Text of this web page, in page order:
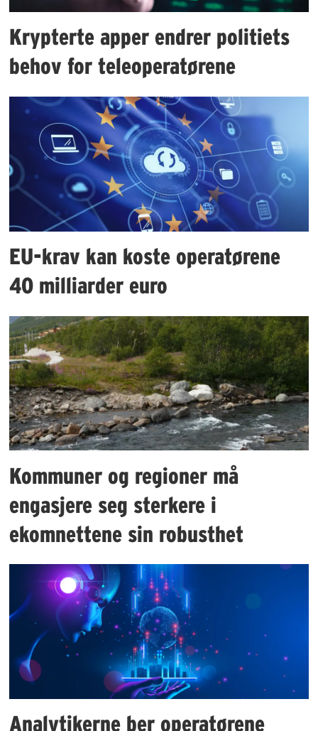
Krypterte apper endrer politiets
behov for teleoperatørene
EU-krav kan koste operatørene
40 milliarder euro
Kommuner og regioner må
engasjere seg sterkere i
ekomnettene sin robusthet
Analytikerne ber operatørene